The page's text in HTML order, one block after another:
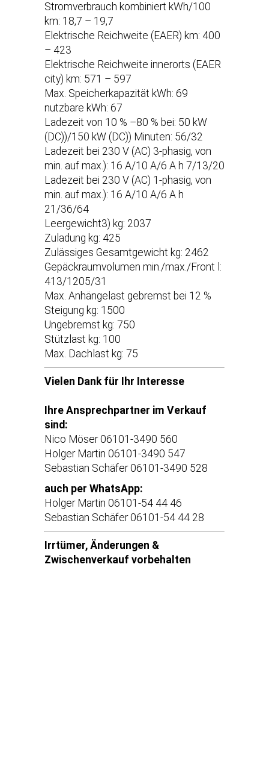
Stromverbrauch kombiniert kWh/100
km: 18,7 – 19,7
Elektrische Reichweite (EAER) km: 400
– 423
Elektrische Reichweite innerorts (EAER
city) km: 571 – 597
Max. Speicherkapazität kWh: 69
nutzbare kWh: 67
Ladezeit von 10 % –80 % bei: 50 kW
(DC))/150 kW (DC)) Minuten: 56/32
Ladezeit bei 230 V (AC) 3-phasig, von
min. auf max.): 16 A/10 A/6 A h 7/13/20
Ladezeit bei 230 V (AC) 1-phasig, von
min. auf max.): 16 A/10 A/6 A h
21/36/64
Leergewicht3) kg: 2037
Zuladung kg: 425
Zulässiges Gesamtgewicht kg: 2462
Gepäckraumvolumen min./max./Front l:
413/1205/31
Max. Anhängelast gebremst bei 12 %
Steigung kg: 1500
Ungebremst kg: 750
Stützlast kg: 100
Max. Dachlast kg: 75
Vielen Dank für Ihr Interesse
Ihre Ansprechpartner im Verkauf
sind:
Nico Möser 06101-3490 560
Holger Martin 06101-3490 547
Sebastian Schäfer 06101-3490 528
auch per WhatsApp:
Holger Martin 06101-54 44 46
Sebastian Schäfer 06101-54 44 28
Irrtümer, Änderungen &
Zwischenverkauf vorbehalten